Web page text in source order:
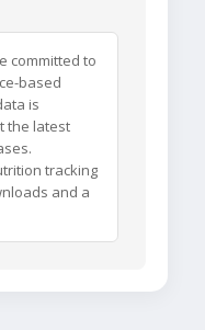
committed to
based
is
the latest
tracking
and a